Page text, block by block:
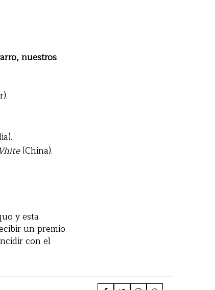
nuestros
(China).
y esta
un premio
con el